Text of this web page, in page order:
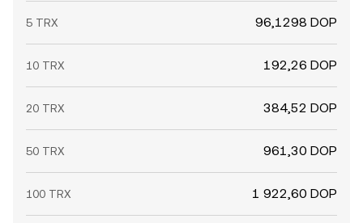
5 TRX 96,1298 DOP
10 TRX 192,26 DOP
20 TRX 384,52 DOP
50 TRX 961,30 DOP
100 TRX 1 922,60 DOP